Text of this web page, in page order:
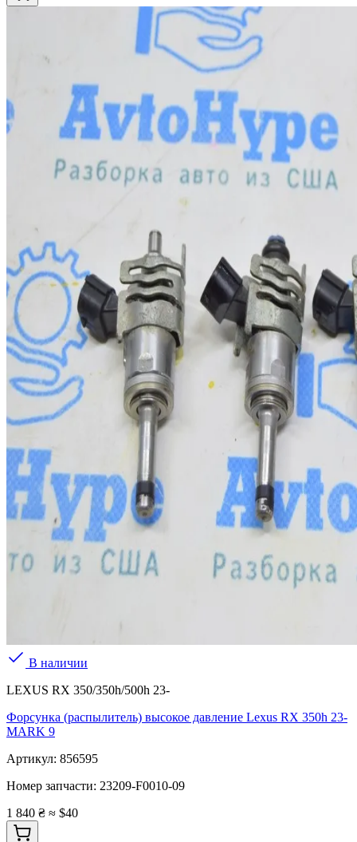
В наличии
LEXUS RX 350/350h/500h 23-
Форсунка (распылитель) высокое давление Lexus RX 350h 23-
MARK 9
Артикул: 856595
Номер запчасти: 23209-F0010-09
1 840 ₴ ≈ $40